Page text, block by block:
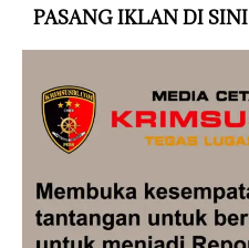
PASANG IKLAN DI SINI